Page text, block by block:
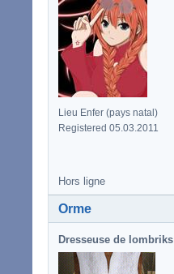
Lieu Enfer (pays natal)
Registered 05.03.2011
Hors ligne
Orme
Dresseuse de lombriks